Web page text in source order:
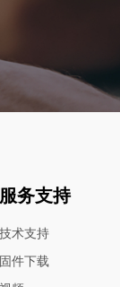
务支持
术支持
件下载